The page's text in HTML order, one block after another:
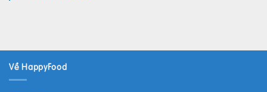
Về HappyFood